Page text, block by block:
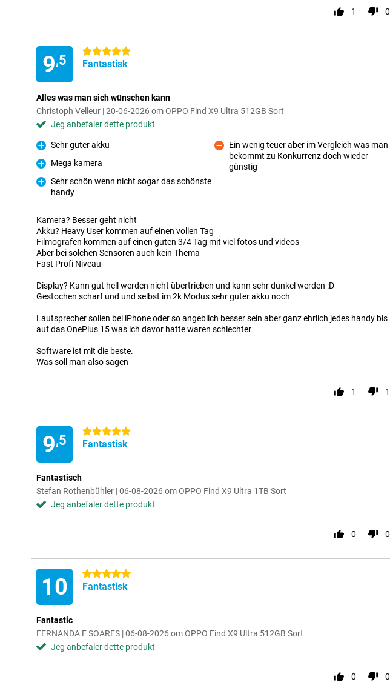
1 0
9,5
5 stjerner
Fantastisk
Alles was man sich wünschen kann
Christoph Velleur | 20-06-2026 om OPPO Find X9 Ultra 512GB Sort
Jeg anbefaler dette produkt
Fordele
Sehr guter akku
Fordele
Mega kamera
Fordele
Sehr schön wenn nicht sogar das schönste
handy
Ulemper
Ein wenig teuer aber im Vergleich was man
bekommt zu Konkurrenz doch wieder
günstig
Kamera? Besser geht nicht
Akku? Heavy User kommen auf einen vollen Tag
Filmografen kommen auf einen guten 3/4 Tag mit viel fotos und videos
Aber bei solchen Sensoren auch kein Thema
Fast Profi Niveau
Display? Kann gut hell werden nicht übertrieben und kann sehr dunkel werden :D
Gestochen scharf und und selbst im 2k Modus sehr guter akku noch
Lautsprecher sollen bei iPhone oder so angeblich besser sein aber ganz ehrlich jedes handy bis
auf das OnePlus 15 was ich davor hatte waren schlechter
Software ist mit die beste.
Was soll man also sagen
1 1
9,5
5 stjerner
Fantastisk
Fantastisch
Stefan Rothenbühler | 06-08-2026 om OPPO Find X9 Ultra 1TB Sort
Jeg anbefaler dette produkt
0 0
10 5 stjerner
Fantastisk
Fantastic
FERNANDA F SOARES | 06-08-2026 om OPPO Find X9 Ultra 512GB Sort
Jeg anbefaler dette produkt
0 0